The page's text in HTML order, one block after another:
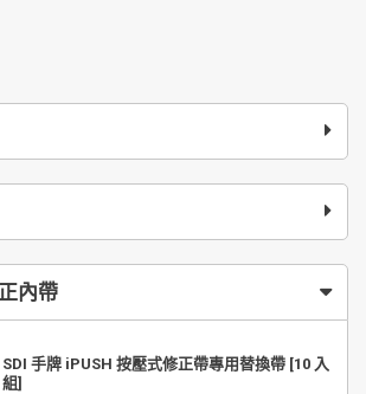
內帶
SDI 手牌 iPUSH 按壓式修正帶專用替換帶 [10 入
組]